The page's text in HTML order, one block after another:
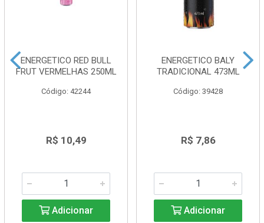
ENERGETICO RED BULL
FRUT VERMELHAS 250ML
Código: 42244
R$ 10,49
Adicionar
ENERGETICO BALY
TRADICIONAL 473ML
Código: 39428
R$ 7,86
Adicionar